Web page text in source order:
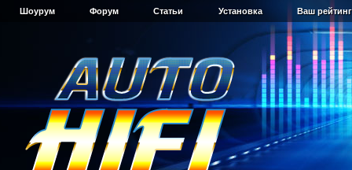
Шоурум Форум Статьи Установка Ваш